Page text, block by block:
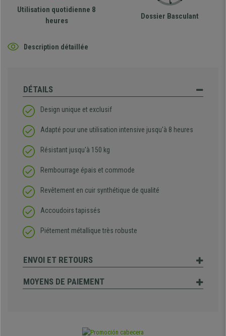
Utilisation quotidienne 8
heures
Dossier Basculant
Description détaillée
DÉTAILS
Design unique et exclusif
Adapté pour une utilisation intensive jusqu'à 8 heures
Résistant jusqu'à 150 kg
Rembourrage épais et commode
Revêtement en cuir synthétique de qualité
Accoudoirs tapissés
Piétement métallique très robuste
ENVOI ET RETOURS
MOYENS DE PAIEMENT